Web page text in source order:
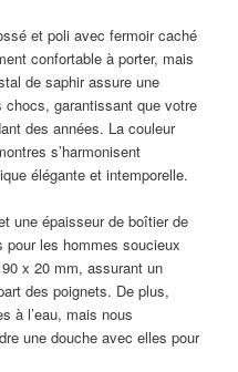
et poli avec fermoir caché
confortable à porter, mais
de saphir assure une
garantissant que votre
des années. La couleur
s’harmonisent
élégante et intemporelle.
une épaisseur de boîtier de
les hommes soucieux
x 20 mm, assurant un
des poignets. De plus,
à l’eau, mais nous
une douche avec elles pour